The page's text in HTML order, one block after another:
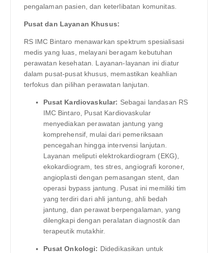
pengalaman pasien, dan keterlibatan komunitas.
Pusat dan Layanan Khusus:
RS IMC Bintaro menawarkan spektrum spesialisasi
medis yang luas, melayani beragam kebutuhan
perawatan kesehatan. Layanan-layanan ini diatur
dalam pusat-pusat khusus, memastikan keahlian
terfokus dan pilihan perawatan lanjutan.
Pusat Kardiovaskular: Sebagai landasan RS
IMC Bintaro, Pusat Kardiovaskular
menyediakan perawatan jantung yang
komprehensif, mulai dari pemeriksaan
pencegahan hingga intervensi lanjutan.
Layanan meliputi elektrokardiogram (EKG),
ekokardiogram, tes stres, angiografi koroner,
angioplasti dengan pemasangan stent, dan
operasi bypass jantung. Pusat ini memiliki tim
yang terdiri dari ahli jantung, ahli bedah
jantung, dan perawat berpengalaman, yang
dilengkapi dengan peralatan diagnostik dan
terapeutik mutakhir.
Pusat Onkologi: Didedikasikan untuk